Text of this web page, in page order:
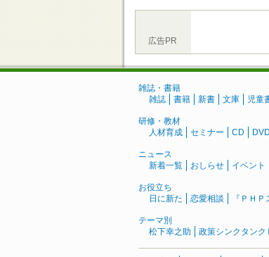
広告PR
雑誌・書籍
雑誌
書籍 新書 文庫 児童
研修・教材
人材育成
セミナー CD
ニュース
新着一覧
おしらせ イベント
お役立ち
日に新た
恋愛相談 『ＰＨ
テーマ別
松下幸之助
政策シンクタンク